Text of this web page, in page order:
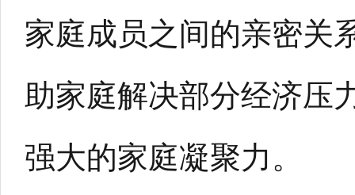
家庭成员之间的亲密关
助家庭解决部分经济压
强大的家庭凝聚力。